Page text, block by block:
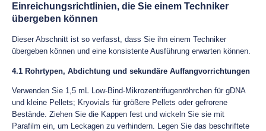
Einreichungsrichtlinien, die Sie einem Techniker
übergeben können
Dieser Abschnitt ist so verfasst, dass Sie ihn einem Techniker
übergeben können und eine konsistente Ausführung erwarten können.
4.1 Rohrtypen, Abdichtung und sekundäre Auffangvorrichtungen
Verwenden Sie 1,5 mL Low-Bind-Mikrozentrifugenröhrchen für gDNA
und kleine Pellets; Kryovials für größere Pellets oder gefrorene
Bestände. Ziehen Sie die Kappen fest und wickeln Sie sie mit
Parafilm ein, um Leckagen zu verhindern. Legen Sie das beschriftete